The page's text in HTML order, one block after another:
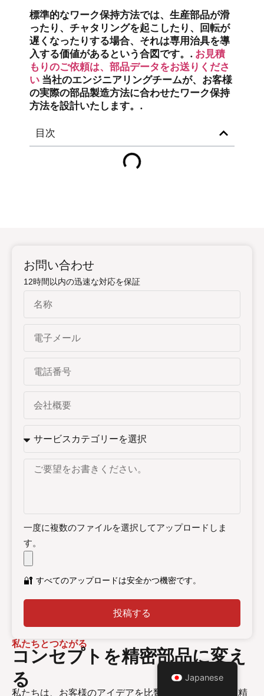
目次
標準的なワーク保持方法では、生産部品が滑
ったり、チャタリングを起こしたり、回転が
遅くなったりする場合、それは専用治具を導
入する価値があるという合図です。. お見積
もりのご依頼は、部品データをお送りくださ
い 当社のエンジニアリングチームが、お客様
の実際の部品製造方法に合わせたワーク保持
方法を設計いたします。.
私たちとつながる
コンセプトを精密部品に変え
る
私たちは、お客様のアイデアを比類のないスピードと精
お問い合わせ
12時間以内の迅速な対応を保証
一度に複数のファイルを選択してアップロードしま
す。
🔐 すべてのアップロードは安全かつ機密です。
投稿する
Japanese